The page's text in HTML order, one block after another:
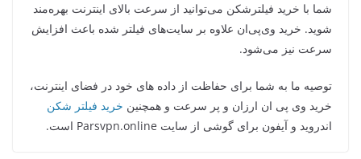
شما با خرید فیلترشکن می‌توانید از سرعت بالای اینترنت بهره‌مند
شوید. خرید وی‌پی‌ان علاوه بر سایت‌های فیلتر شده باعث افزایش
سرعت نیز می‌شود.
توصیه ما به شما برای حفاظت از داده های خود در فضای اینترنت،
خرید وی پی ان ارزان و پر سرعت و همچنین خرید فیلتر شکن
اندروید و آیفون برای گوشی از سایت Parsvpn.online است.